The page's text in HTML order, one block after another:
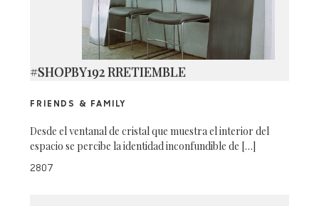
#SHOPBY192 RRETIEMBLE
FRIENDS & FAMILY
Desde el ventanal de cristal que muestra el interior del
espacio se percibe la identidad inconfundible de […]
2807